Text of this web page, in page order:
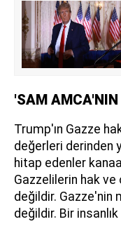
'SAM
Trump'ın Gazze
değerleri derinden
hitap edenler
Gazzelilerin hak
değildir. Gazze'nin
değildir. Bir insanlık